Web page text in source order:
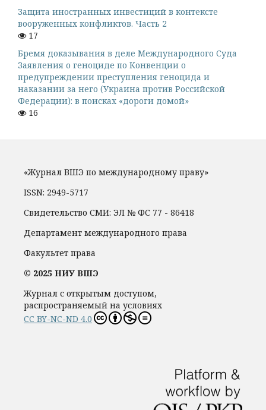
Защита иностранных инвестиций в контексте
вооруженных конфликтов. Часть 2
17
Бремя доказывания в деле Международного Суда
Заявления о геноциде по Конвенции о
предупреждении преступления геноцида и
наказании за него (Украина против Российской
Федерации): в поисках «дороги домой»
16
«Журнал ВШЭ по международному праву»
ISSN: 2949-5717
Свидетельство СМИ: ЭЛ № ФС 77 - 86418
Департамент международного права
Факультет права
© 2025 НИУ ВШЭ
Журнал с открытым доступом,
распространяемый на условиях
CC BY-NC-ND 4.0